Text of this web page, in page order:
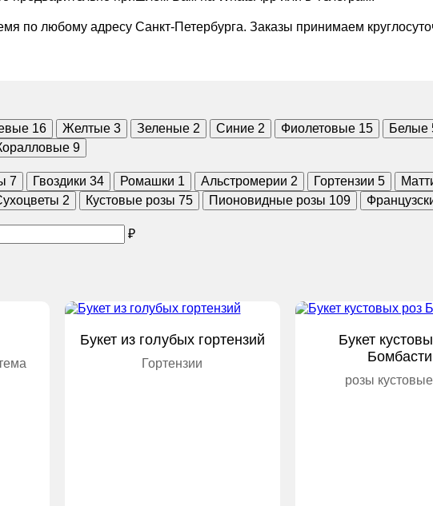
по любому адресу Санкт-Петербурга. Заказы принимаем
16 Желтые 3 Зеленые 2 Синие 2 Фиолетовые 15 Белые
9
7 Гвоздики 34 Ромашки 1 Альстромерии 2 Гортензии 5
2 Кустовые розы 75 Пионовидные розы 109
₽
Букет из голубых гортензий
Гортензии
Букет
розы